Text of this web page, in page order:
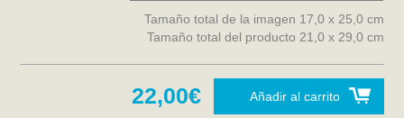
Tamaño total de la imagen 17,0 x 25,0 cm
Tamaño total del producto 21,0 x 29,0 cm
Añadir al carrito
22,00€